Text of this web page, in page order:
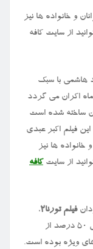
و خانواده ها نیز
از سایت کافه
هاشمی با سبک
اکران می گردد
ساخته شده است
فیلم اکبر عبدی
خانواده ها نیز
از سایت کافه
فیلم تورنا۲،
ساخت این فیلم بسیار پرهزینه بوده است و بیش ۵۰ درصد از
های ویژه بوده است.